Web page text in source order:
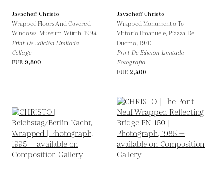
Javacheff Christo
Wrapped Floors And Covered
Windows, Museum Würth,1994
Print De Edición Limitada
Collage
EUR 9,800
Javacheff Christo
Wrapped Monumento To
Vittorio Emanuele, Piazza Del
Duomo, 1970
Print De Edición Limitada
Fotografía
EUR 2,400